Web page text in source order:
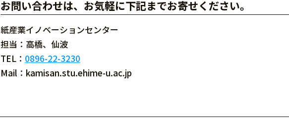
お問い合わせは、お気軽に下記までお寄せください。
紙産業イノベーションセンター
担当：高橋、仙波
TEL： 0896-22-3230
Mail：kamisan.stu.ehime-u.ac.jp